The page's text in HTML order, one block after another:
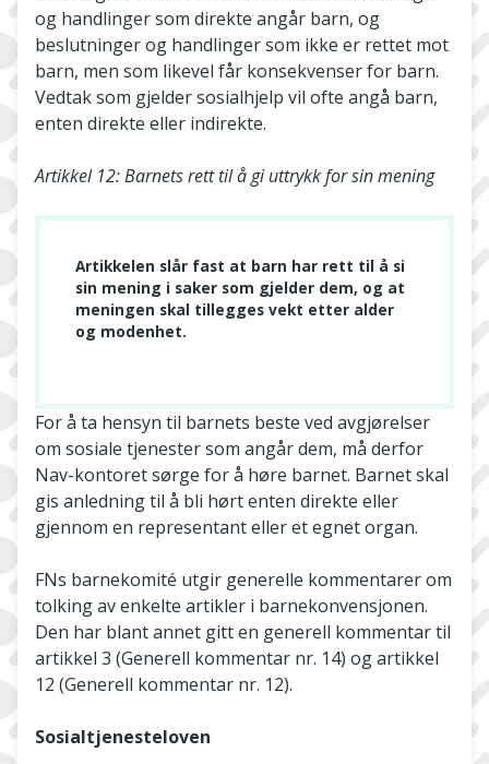
og handlinger som direkte angår barn, og
beslutninger og handlinger som ikke er rettet mot
barn, men som likevel får konsekvenser for barn.
Vedtak som gjelder sosialhjelp vil ofte angå barn,
enten direkte eller indirekte.
Artikkel 12: Barnets rett til å gi uttrykk for sin mening
Artikkelen slår fast at barn har rett til å si
sin mening i saker som gjelder dem, og at
meningen skal tillegges vekt etter alder
og modenhet.
For å ta hensyn til barnets beste ved avgjørelser
om sosiale tjenester som angår dem, må derfor
Nav-kontoret sørge for å høre barnet. Barnet skal
gis anledning til å bli hørt enten direkte eller
gjennom en representant eller et egnet organ.
FNs barnekomité utgir generelle kommentarer om
tolking av enkelte artikler i barnekonvensjonen.
Den har blant annet gitt en generell kommentar til
artikkel 3 (Generell kommentar nr. 14) og artikkel
12 (Generell kommentar nr. 12).
Sosialtjenesteloven